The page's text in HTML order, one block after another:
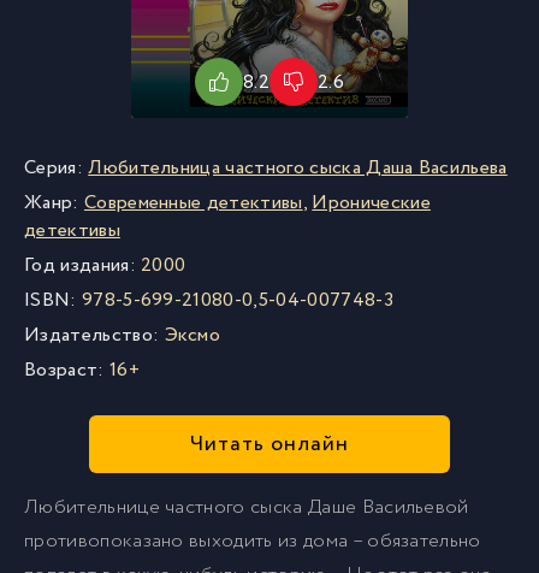
8.2 2.6
Серия: Любительница частного сыска Даша Васильева
Жанр: Современные детективы,Иронические
детективы
Год издания: 2000
ISBN: 978-5-699-21080-0,5-04-007748-3
Издательство: Эксмо
Возраст: 16+
Читать онлайн
Любительнице частного сыска Даше Васильевой
противопоказано выходить из дома – обязательно